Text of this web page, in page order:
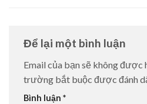
Để lại một bình luận
Email của bạn sẽ không được
trường bắt buộc được đánh
Bình luận *